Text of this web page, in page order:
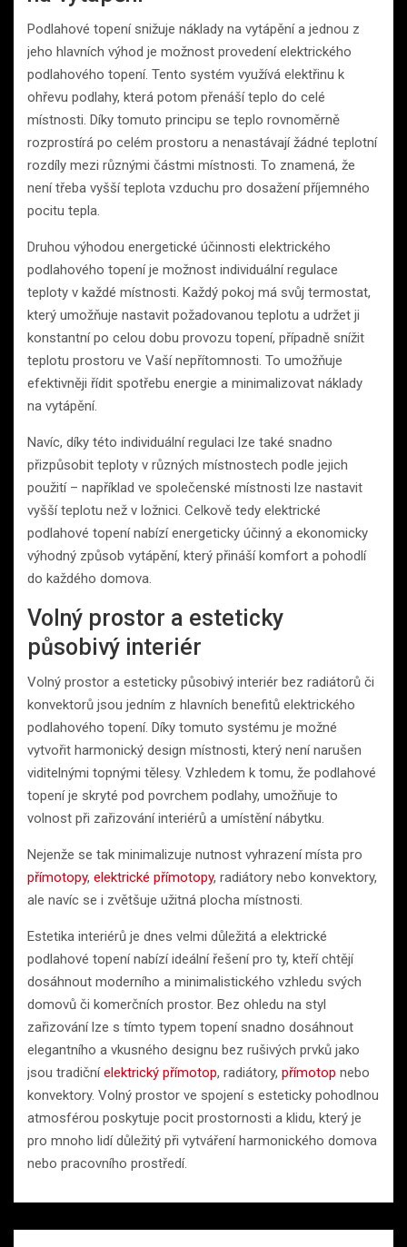
Podlahové topení snižuje náklady na vytápění a jednou z
jeho hlavních výhod je možnost provedení elektrického
podlahového topení. Tento systém využívá elektřinu k
ohřevu podlahy, která potom přenáší teplo do celé
místnosti. Díky tomuto principu se teplo rovnoměrně
rozprostírá po celém prostoru a nenastávají žádné teplotní
rozdíly mezi různými částmi místnosti. To znamená, že
není třeba vyšší teplota vzduchu pro dosažení příjemného
pocitu tepla.
Druhou výhodou energetické účinnosti elektrického
podlahového topení je možnost individuální regulace
teploty v každé místnosti. Každý pokoj má svůj termostat,
který umožňuje nastavit požadovanou teplotu a udržet ji
konstantní po celou dobu provozu topení, případně snížit
teplotu prostoru ve Vaší nepřítomnosti. To umožňuje
efektivněji řídit spotřebu energie a minimalizovat náklady
na vytápění.
Navíc, díky této individuální regulaci lze také snadno
přizpůsobit teploty v různých místnostech podle jejich
použití – například ve společenské místnosti lze nastavit
vyšší teplotu než v ložnici. Celkově tedy elektrické
podlahové topení nabízí energeticky účinný a ekonomicky
výhodný způsob vytápění, který přináší komfort a pohodlí
do každého domova.
Volný prostor a esteticky
působivý interiér
Volný prostor a esteticky působivý interiér bez radiátorů či
konvektorů jsou jedním z hlavních benefitů elektrického
podlahového topení. Díky tomuto systému je možné
vytvořit harmonický design místnosti, který není narušen
viditelnými topnými tělesy. Vzhledem k tomu, že podlahové
topení je skryté pod povrchem podlahy, umožňuje to
volnost při zařizování interiérů a umístění nábytku.
Nejenže se tak minimalizuje nutnost vyhrazení místa pro
přímotopy, elektrické přímotopy, radiátory nebo konvektory,
ale navíc se i zvětšuje užitná plocha místnosti.
Estetika interiérů je dnes velmi důležitá a elektrické
podlahové topení nabízí ideální řešení pro ty, kteří chtějí
dosáhnout moderního a minimalistického vzhledu svých
domovů či komerčních prostor. Bez ohledu na styl
zařizování lze s tímto typem topení snadno dosáhnout
elegantního a vkusného designu bez rušivých prvků jako
jsou tradičníelektrický přímotop, radiátory, přímotop nebo
konvektory. Volný prostor ve spojení s esteticky pohodlnou
atmosférou poskytuje pocit prostornosti a klidu, který je
pro mnoho lidí důležitý při vytváření harmonického domova
nebo pracovního prostředí.